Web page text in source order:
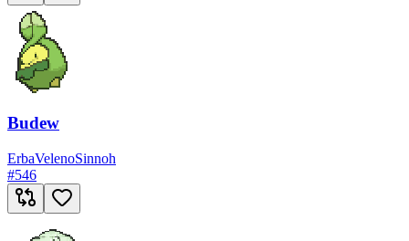
Budew
ErbaVelenoSinnoh
#546